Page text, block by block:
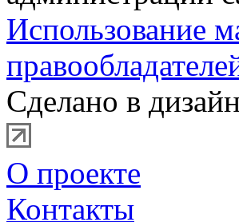
Использование
Сделано в
О проекте
Контакты